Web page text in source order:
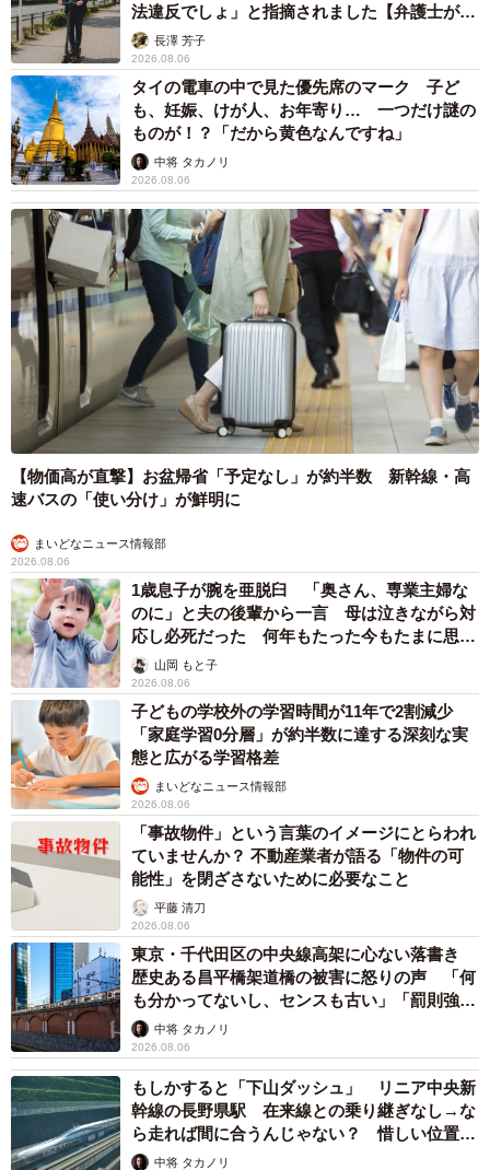
法違反でしょ」と指摘されました【弁護士が解
説】長澤 芳子
2026.08.06
タイの電車の中で見た優先席のマーク 子ど
も、妊娠、けが人、お年寄り… 一つだけ謎の
ものが！？「だから黄色なんですね」
中将 タカノリ
2026.08.06
【物価高が直撃】お盆帰省「予定なし」が約半数 新幹線・高
速バスの「使い分け」が鮮明に
まいどなニュース情報部
2026.08.06
1歳息子が腕を亜脱臼 「奥さん、専業主婦な
のに」と夫の後輩から一言 母は泣きながら対
応し必死だった 何年もたった今もたまに思い
出し…山岡 もと子
2026.08.06
子どもの学校外の学習時間が11年で2割減少
「家庭学習0分層」が約半数に達する深刻な実
態と広がる学習格差
まいどなニュース情報部
2026.08.06
「事故物件」という言葉のイメージにとらわれ
ていませんか？ 不動産業者が語る「物件の可
能性」を閉ざさないために必要なこと
平藤 清刀
2026.08.06
東京・千代田区の中央線高架に心ない落書き
歴史ある昌平橋架道橋の被害に怒りの声 「何
も分かってないし、センスも古い」「罰則強化
して」中将 タカノリ
2026.08.06
もしかすると「下山ダッシュ」 リニア中央新
幹線の長野県駅 在来線との乗り継ぎなし→な
ら走れば間に合うんじゃない？ 惜しい位置関
係が反響
中将 タカノリ